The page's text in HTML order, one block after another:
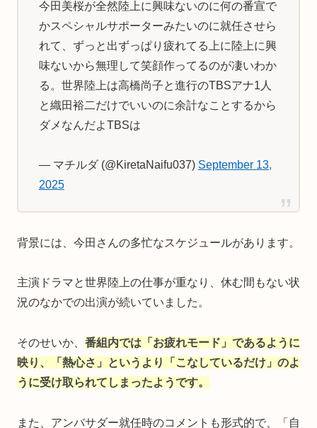
今田美桜が全然陸上に興味ないのに何の番宣で
かスペシャルサポーターみたいのに就任させら
れて、ずっと出ずっぱり疲れてる上に陸上に興
味ないから無理して笑顔作ってるのが凄いわか
る。世界陸上は高橋尚子と進行のTBSアナ1人
と織田裕二だけでいいのに余計なことするから
ダメなんだよTBSは
— マチルダ (@KiretaNaifu037) September 13,
2025
背景には、今田さんの多忙なスケジュールがあります。
主演ドラマと世界陸上の仕事が重なり、休む間もない状
況のなかでの出演が続いていました。
そのせいか、 番組内では「お疲れモード」であるように
映り、「熱心さ」というより「こなしているだけ」のよ
うに受け取られてしまったようです。
また、アンバサダー就任時のコメントも形式的で、「自